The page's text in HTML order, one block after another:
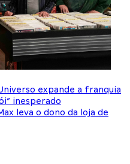
expande a franquia
inesperado
leva o dono da loja de